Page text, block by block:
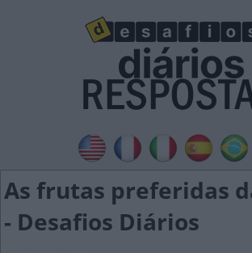
As frutas preferidas
- Desafios Diários